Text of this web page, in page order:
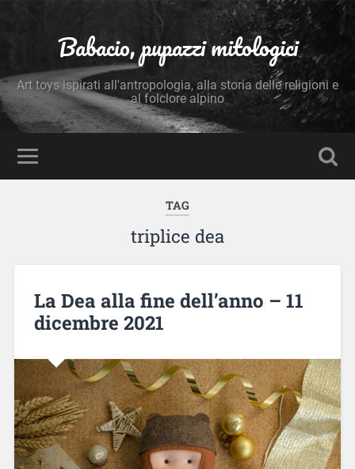
Babacio, pupazzi mitologici
Art toys ispirati all'antropologia, alla storia delle religioni e
al folclore alpino
TAG
triplice dea
La Dea alla fine dell’anno – 11
dicembre 2021